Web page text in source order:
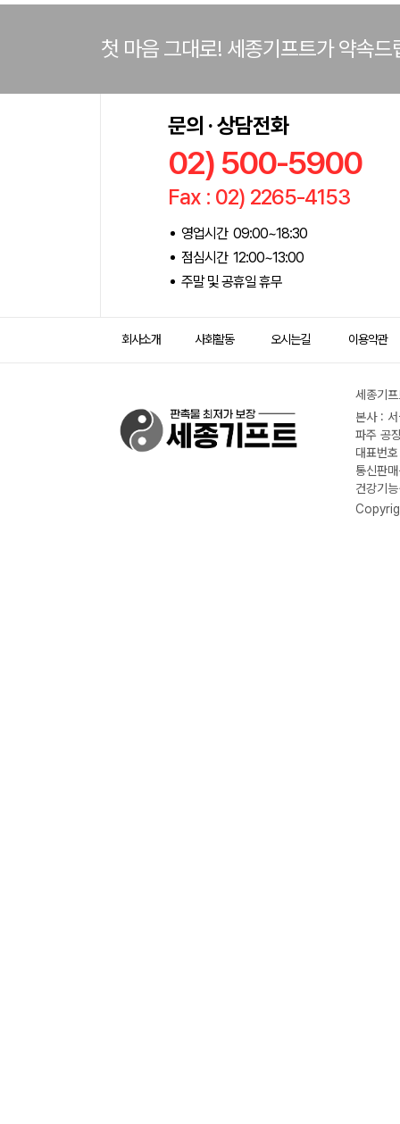
첫 마음 그대로! 세종기프트가 약속드
문의 · 상담전화
02) 500-5900
Fax : 02) 2265-4153
영업시간 09:00~18:30
점심시간 12:00~13:00
주말 및 공휴일 휴무
회사소개 사회활동 오시는길 이용약관
세종기
본사 :
파주 공
대표번
통신판
건강기